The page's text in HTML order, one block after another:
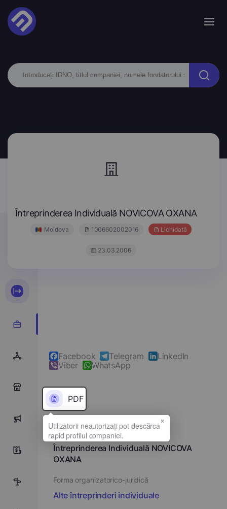
Întreprinderea Individuală NOVICOVA OXANA
Moldova 1006602002016 Lichidată
23.03.2006
0
5
Facebook Telegram
LinkedIn
Viber
WhatsApp
PDF
Denumirea completă
Întreprinderea Individuală NOVICOVA
OXANA
Forma organizatorico-juridică
Alte întreprinderi individuale
×